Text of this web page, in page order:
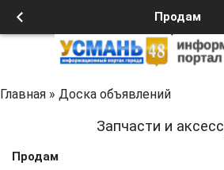
Продам
Главная » Доска объявлений
Запчасти и
Продам